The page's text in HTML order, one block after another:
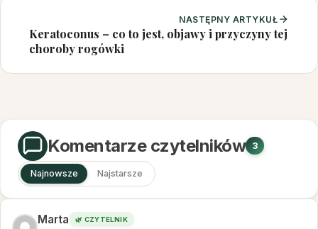
NASTĘPNY ARTYKUŁ
Keratoconus – co to jest, objawy i przyczyny tej
choroby rogówki
Komentarze czytelników 3
Najnowsze Najstarsze
Marta 🌿 CZYTELNIK